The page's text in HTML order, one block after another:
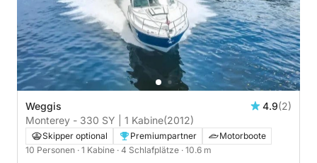
Weggis 4.9(2)
Monterey - 330 SY | 1 Kabine(2012)
Skipper optional Premiumpartner
Motorboote
10 Personen · 1 Kabine · 4 Schlafplätze · 10.6 m